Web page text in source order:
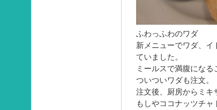
ふわっふわのワダ
新メニューでワダ、
ていました。
ミールスで満腹にな
ついついワダも注文。
注文後、厨房からミキ
もしやココナッツチ